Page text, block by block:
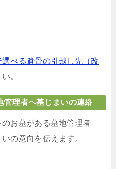
選べる遺骨の引越し先（改
。
管理者へ墓じまいの連絡
お墓がある墓地管理者
の意向を伝えます。